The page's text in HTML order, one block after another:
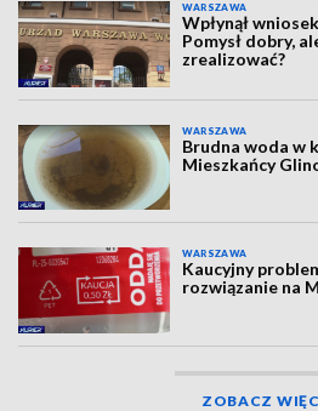
WARSZAWA
Wpłynął
Pomysł dobry,
zrealizować?
WARSZAWA
Brudna woda w
Mieszkańcy
WARSZAWA
Kaucyjny
rozwiązanie na
ZOBACZ